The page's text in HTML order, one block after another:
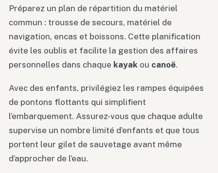
Préparez un plan de répartition du matériel
commun : trousse de secours, matériel de
navigation, encas et boissons. Cette planification
évite les oublis et facilite la gestion des affaires
personnelles dans chaque kayak ou canoë.
Avec des enfants, privilégiez les rampes équipées
de pontons flottants qui simplifient
l’embarquement. Assurez-vous que chaque adulte
supervise un nombre limité d’enfants et que tous
portent leur gilet de sauvetage avant même
d’approcher de l’eau.